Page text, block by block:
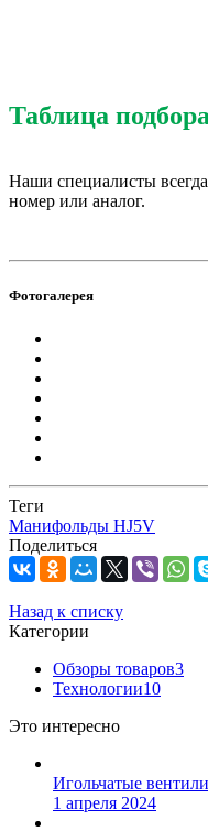
Таблица
Наши специалисты
номер или аналог.
Фотогалерея
Теги
Манифольды HJ5V
Поделиться
Назад к списку
Категории
Обзоры товаров3
Технологии10
Это интересно
Игольчатые
1 апреля 2024